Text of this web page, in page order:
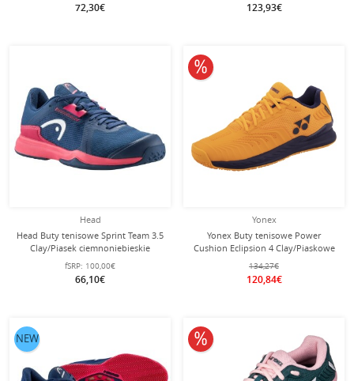
72,30€ 123,93€
Head
Head Buty tenisowe Sprint Team 3.5
Clay/Piasek ciemnoniebieskie
Damskie
fSRP: 100,00€
66,10€
Yonex
Yonex Buty tenisowe Power
Cushion Eclipsion 4 Clay/Piaskowe
(Stabilność) pomarańczowe męskie
134,27€
120,84€
10% obniżone
NEW 10% obniżone